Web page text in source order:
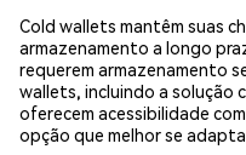
Cold wallets mantêm suas
armazenamento a longo
requerem armazenamento
wallets, incluindo a solução
oferecem acessibilidade
opção que melhor se